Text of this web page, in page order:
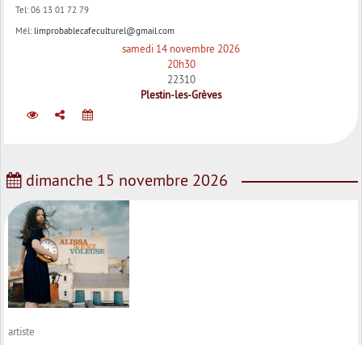
Tel: 06 13 01 72 79
Mél: limprobablecafeculturel@gmail.com
samedi 14 novembre 2026
20h30
22310
Plestin-les-Grèves
dimanche 15 novembre 2026
artiste